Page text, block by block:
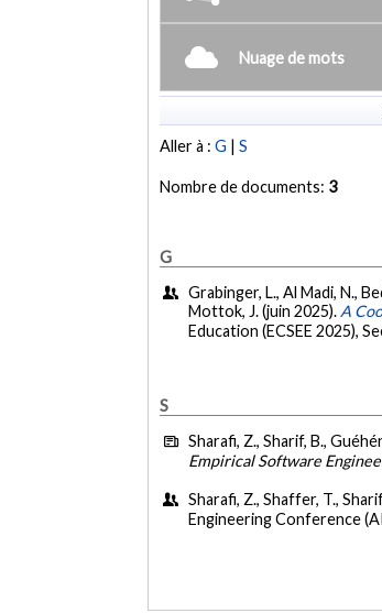
Nuage de mots
Aller à :G |S
Nombre de documents: 3
G
Grabinger, L., Al Madi, N.,
Mottok, J. (juin 2025). A
Education (ECSEE 2025),
S
Sharafi, Z., Sharif, B.,
Empirical Software
Sharafi, Z., Shaffer, T.,
Engineering Conference